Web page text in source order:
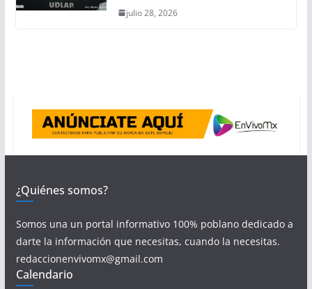
julio 28, 2026
¿Quiénes somos?
Somos una un portal informativo 100% poblano dedicado a
darte la información que necesitas, cuando la necesitas.
redaccionenvivomx@gmail.com
Calendario